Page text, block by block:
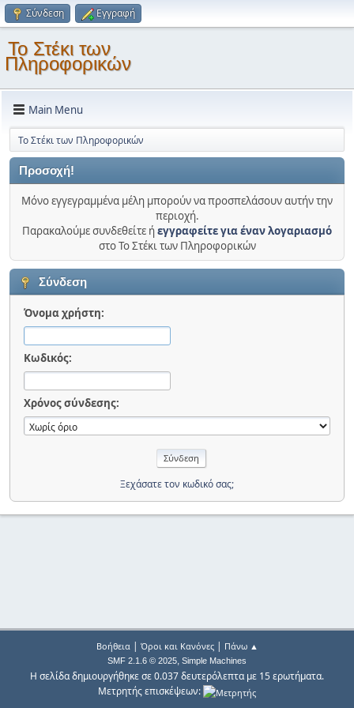
Σύνδεση Εγγραφή
Το Στέκι των
Πληροφορικών
Main Menu
Το Στέκι των Πληροφορικών
Προσοχή!
Μόνο εγγεγραμμένα μέλη μπορούν να προσπελάσουν αυτήν την
περιοχή.
Παρακαλούμε συνδεθείτε ήεγγραφείτε για έναν λογαριασμό
στο Το Στέκι των Πληροφορικών
Σύνδεση
Όνομα χρήστη:
Κωδικός:
Χρόνος σύνδεσης:
Ξεχάσατε τον κωδικό σας;
Βοήθεια| Όροι και Κανόνες| Πάνω ▲
SMF 2.1.6 © 2025, Simple Machines
Η σελίδα δημιουργήθηκε σε 0.037 δευτερόλεπτα με 15 ερωτήματα.
Μετρητής επισκέψεων: